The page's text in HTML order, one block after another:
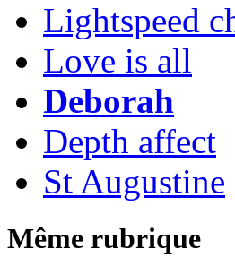
Lightspeed
Love is all
Deborah
Depth affect
St Augustine
Même rubrique